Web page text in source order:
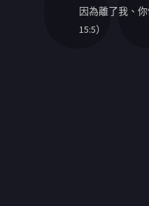
因為離了我、
15:5）